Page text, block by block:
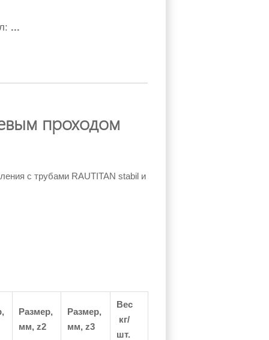
...
проходом
с трубами RAUTITAN stabil и
Размер,
мм, z2
Размер,
мм, z3
Вес
кг/
шт.